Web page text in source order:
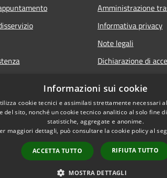
Amministrazione
Informativa privacy
Note legali
Dichiarazione di
Copyright ©
Informazioni sui cookie
cookie tecnici e assimilati strettamente necessari
del sito, nonché un cookie tecnico analitico al solo fine
statistiche, aggregate e anonime.
maggiori dettagli, può consultare la cookie policy al
ACCETTA TUTTO RIFIUTA TUTTO
MOSTRA DETTAGLI